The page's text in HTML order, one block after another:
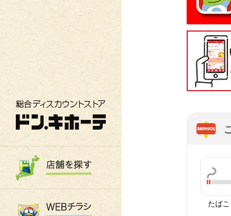
総合ディスカウントストア ドン
たばこ